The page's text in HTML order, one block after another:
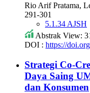
Rio Arif Pratama,
291-301
5.1.34 AJSH
Abstrak View:
DOI : https://
Strategi Co-
Daya Saing
dan Konsumen